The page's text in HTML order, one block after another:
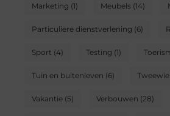
Marketing (1) Meubels(14)
Particuliere dienstverlening (6)
Sport (4) Testing (1)
Tuin en buitenleven (6)
Vakantie(5) Verbouwen (28)